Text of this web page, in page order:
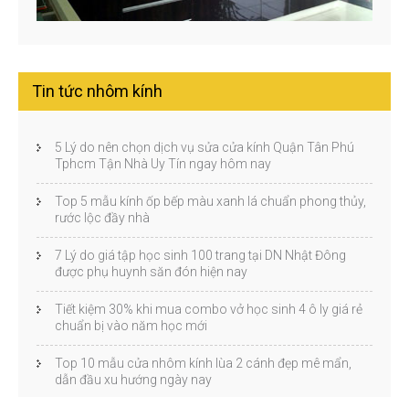
Tin tức nhôm kính
5 Lý do nên chọn dịch vụ sửa cửa kính Quận Tân Phú
Tphcm Tận Nhà Uy Tín ngay hôm nay
Top 5 mẫu kính ốp bếp màu xanh lá chuẩn phong thủy,
rước lộc đầy nhà
7 Lý do giá tập học sinh 100 trang tại DN Nhật Đông
được phụ huynh săn đón hiện nay
Tiết kiệm 30% khi mua combo vở học sinh 4 ô ly giá rẻ
chuẩn bị vào năm học mới
Top 10 mẫu cửa nhôm kính lùa 2 cánh đẹp mê mẩn,
dẫn đầu xu hướng ngày nay